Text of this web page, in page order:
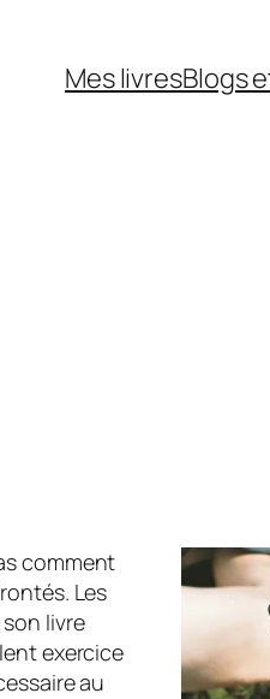
Mes livresBlogs
comment
Les
livre
exercice
au